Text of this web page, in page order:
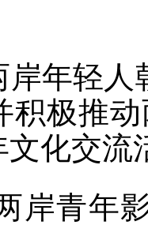
岸年轻人
积极推
化交流
岸青年